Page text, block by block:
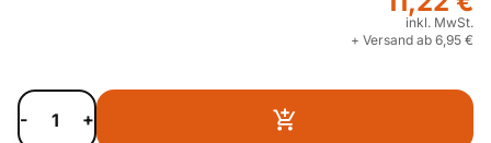
inkl. MwSt.
+ Versand ab 6,95 €
- +